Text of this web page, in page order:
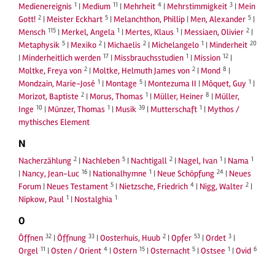
Medienereignis 1 | Medium 11 | Mehrheit 4 | Mehrstimmigkeit 3 | Mein
Gott! 2 | Meister Eckhart 5 | Melanchthon, Phillip | Men, Alexander 5 |
Mensch 115 | Merkel, Angela 1 | Mertes, Klaus 1 | Messiaen, Olivier 2 |
Metaphysik 5 | Mexiko 2 | Michaelis 2 | Michelangelo 1 | Minderheit 20
| Minderheitlich werden 17 | Missbrauchsstudien 1 | Mission 12 |
Moltke, Freya von 2 | Moltke, Helmuth James von 2 | Mond 8 |
Mondzain, Marie-José 1 | Montage 5 | Montezuma II | Môquet, Guy 1 |
Morizot, Baptiste 2 | Morus, Thomas 1 | Müller, Heiner 8 | Müller,
Inge 10 | Münzer, Thomas 1 | Musik 39 | Mutterschaft 1 | Mythos /
mythisches Element
N
Nacherzählung 2 | Nachleben 5 | Nachtigall 2 | Nagel, Ivan 1 | Nama 1
| Nancy, Jean-Luc 16 | Nationalhymne 1 | Neue Schöpfung 24 | Neues
Forum | Neues Testament 5 | Nietzsche, Friedrich 4 | Nigg, Walter 2 |
Nipkow, Paul 1 | Nostalghia 1
O
Öffnen 32 |Öffnung 33 |Oosterhuis, Huub 2 |Opfer 53 |Ordet 3 |
Orgel 11 |Osten / Orient 4 |Ostern 15 |Osternacht 5 |Ostsee 1 |Ovid 6